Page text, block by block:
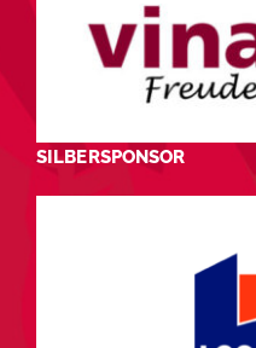
SILBERSPONSOR